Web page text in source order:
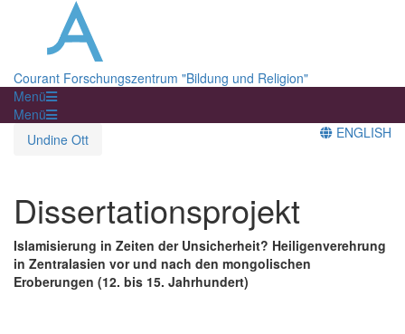
Courant Forschungszentrum "Bildung und Religion"
Menü
Menü
Undine Ott
ENGLISH
Dissertationsprojekt
Islamisierung in Zeiten der Unsicherheit? Heiligenverehrung
in Zentralasien vor und nach den mongolischen
Eroberungen (12. bis 15. Jahrhundert)